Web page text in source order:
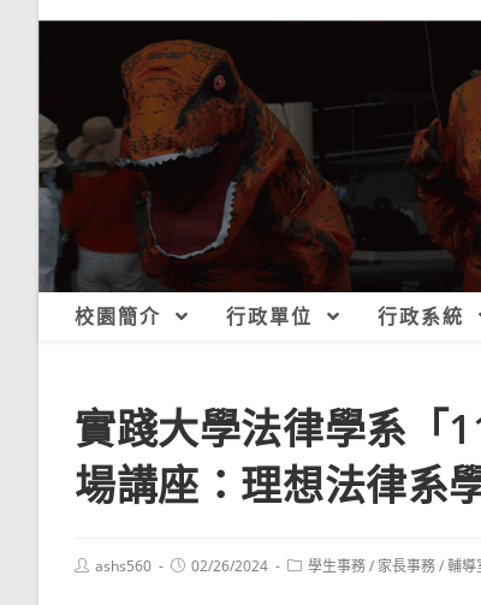
校園簡介 行政單位 行政系統
實踐大學法律學系「
場講座：理想法律系
Postashs560
Post02/26/2024
Post學生事務/ 家長事務/輔導